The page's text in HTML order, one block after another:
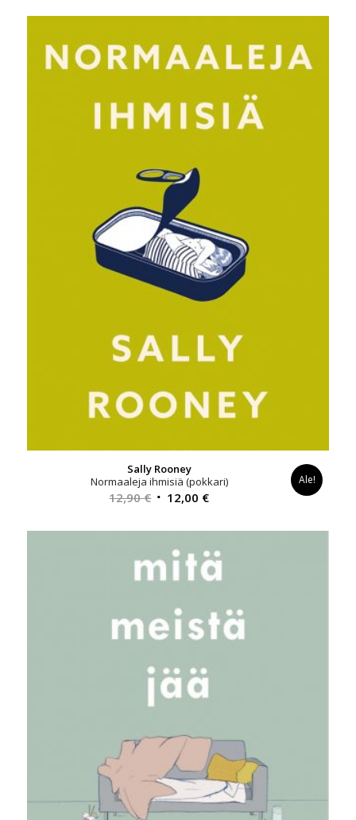
oli:
32,00 €.
on:
24,90 €.
Sally Rooney
Normaaleja ihmisiä (pokkari)
12,90€ Alkuperäinen
oli:
12,90 €.
12,00 €Nykyinen
on:
12,00 €.
Ale!